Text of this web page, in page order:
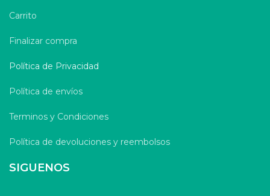
Carrito
Finalizar compra
Política de Privacidad
Política de envíos
Terminos y Condiciones
Política de devoluciones y reembolsos
SIGUENOS